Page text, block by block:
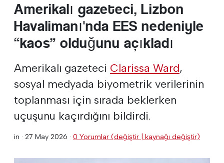
Amerikalı gazeteci, Lizbon
Havalimanı'nda EES nedeniyle
“kaos” olduğunu açıkladı
Amerikalı gazeteci Clarissa Ward,
sosyal medyada biyometrik verilerinin
toplanması için sırada beklerken
uçuşunu kaçırdığını bildirdi.
in · 27 May 2026 · 0 Yorumlar (değiştir | kaynağı değiştir)